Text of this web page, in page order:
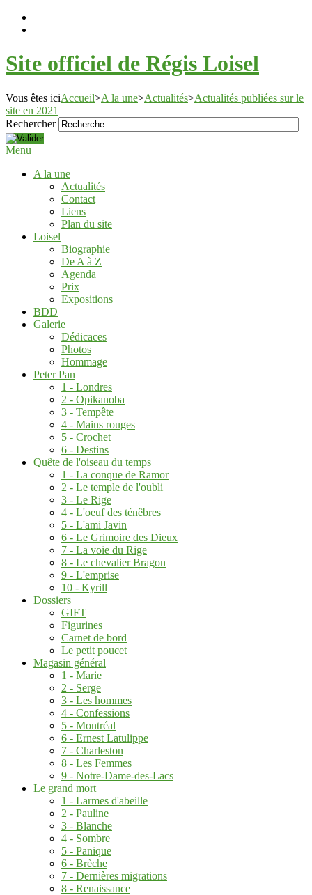
Site officiel de Régis Loisel
Vous êtes iciAccueil>A la une>Actualités>Actualités publiées sur le
site en 2021
Rechercher
Menu
A la une
Actualités
Contact
Liens
Plan du site
Loisel
Biographie
De A à Z
Agenda
Prix
Expositions
BDD
Galerie
Dédicaces
Photos
Hommage
Peter Pan
1 - Londres
2 - Opikanoba
3 - Tempête
4 - Mains rouges
5 - Crochet
6 - Destins
Quête de l'oiseau du temps
1 - La conque de Ramor
2 - Le temple de l'oubli
3 - Le Rige
4 - L'oeuf des ténêbres
5 - L'ami Javin
6 - Le Grimoire des Dieux
7 - La voie du Rige
8 - Le chevalier Bragon
9 - L'emprise
10 - Kyrill
Dossiers
GIFT
Figurines
Carnet de bord
Le petit poucet
Magasin général
1 - Marie
2 - Serge
3 - Les hommes
4 - Confessions
5 - Montréal
6 - Ernest Latulippe
7 - Charleston
8 - Les Femmes
9 - Notre-Dame-des-Lacs
Le grand mort
1 - Larmes d'abeille
2 - Pauline
3 - Blanche
4 - Sombre
5 - Panique
6 - Brèche
7 - Dernières migrations
8 - Renaissance